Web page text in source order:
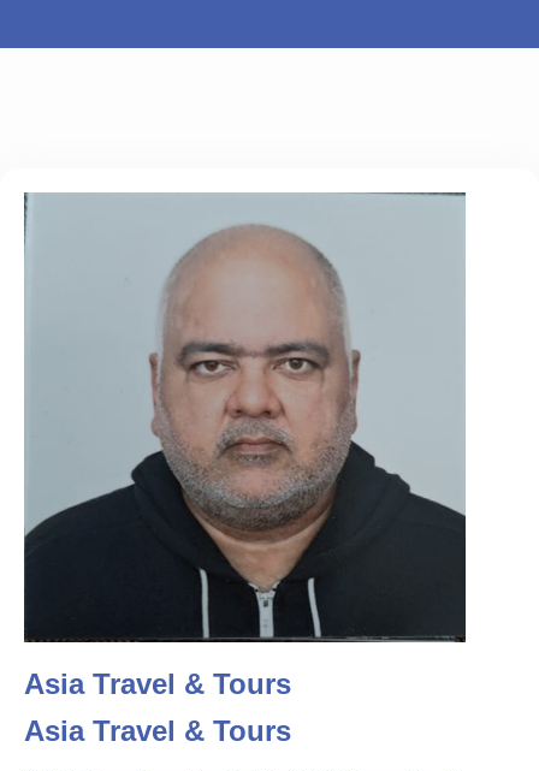
Asia Travel & Tours
Asia Travel & Tours